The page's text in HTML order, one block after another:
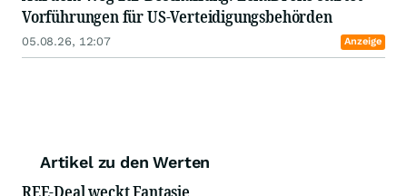
Vorführungen für US-Verteidigungsbehörden
05.08.26, 12:07 Anzeige
Artikel zu den Werten